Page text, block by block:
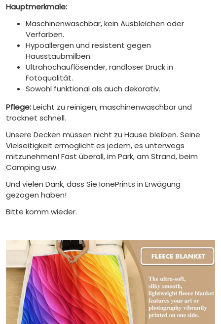
Hauptmerkmale:
Maschinenwaschbar, kein Ausbleichen oder
Verfärben.
Hypoallergen und resistent gegen
Hausstaubmilben.
Ultrahochauflösender, randloser Druck in
Fotoqualität.
Sowohl funktional als auch dekorativ.
Pflege:Leicht zu reinigen, maschinenwaschbar und
trocknet schnell.
Unsere Decken müssen nicht zu Hause bleiben. Seine
Vielseitigkeit ermöglicht es jedem, es unterwegs
mitzunehmen! Fast überall, im Park, am Strand, beim
Camping usw.
Und vielen Dank, dass Sie IonePrints in Erwägung
gezogen haben!
Bitte komm wieder.